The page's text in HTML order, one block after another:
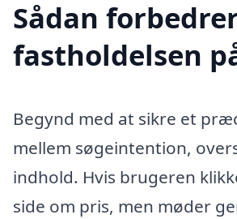
Sådan
fastholdelsen
Begynd med at sikre et
mellem søgeintention,
indhold. Hvis brugeren
side om pris, men møder